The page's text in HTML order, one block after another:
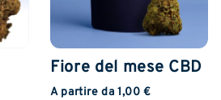
Fiore del mese CBD
A partire da 1,00 €